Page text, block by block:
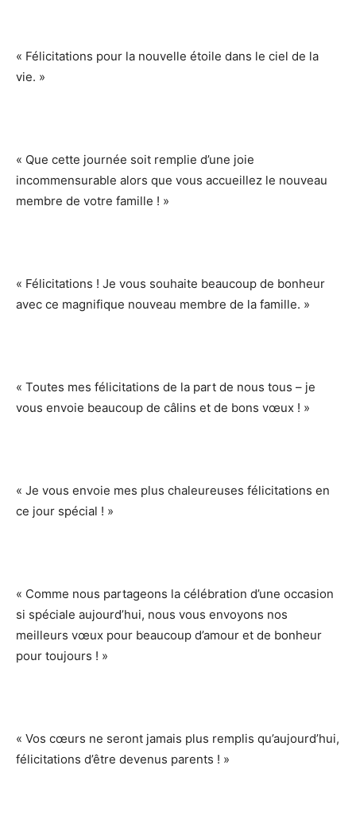
« Félicitations pour la nouvelle étoile dans le ciel de la
vie. »
« Que cette journée soit remplie d’une joie
incommensurable alors que vous accueillez le nouveau
membre de votre famille ! »
« Félicitations ! Je vous souhaite beaucoup de bonheur
avec ce magnifique nouveau membre de la famille. »
« Toutes mes félicitations de la part de nous tous – je
vous envoie beaucoup de câlins et de bons vœux ! »
« Je vous envoie mes plus chaleureuses félicitations en
ce jour spécial ! »
« Comme nous partageons la célébration d’une occasion
si spéciale aujourd’hui, nous vous envoyons nos
meilleurs vœux pour beaucoup d’amour et de bonheur
pour toujours ! »
« Vos cœurs ne seront jamais plus remplis qu’aujourd’hui,
félicitations d’être devenus parents ! »